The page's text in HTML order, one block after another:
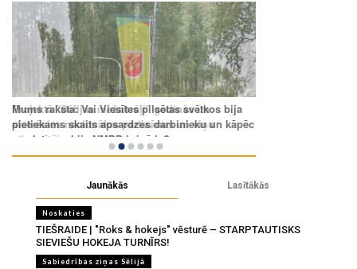
Jaunākās Lasītākās
Noskaties
TIEŠRAIDE | "Roks & hokejs" vēsturē – STARPTAUTISKS
SIEVIEŠU HOKEJA TURNĪRS!
Sabiedrības ziņas Sēlijā